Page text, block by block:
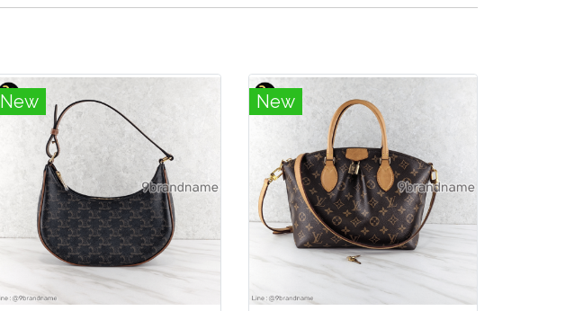
New New